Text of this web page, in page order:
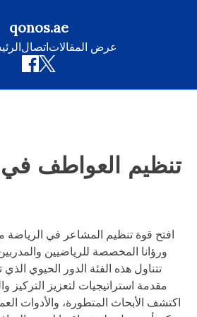
qonos.ae
اتصالعرض المقالات
تنظيم العواطف في
افتح قوة تنظيم المشاعر في الرياضة
ورؤانا المخصصة للرياضيين
تتناول هذه الفئة الدور الحيوي الذي
مقدمة استراتيجيات لتعزيز التركيز
اكتشف الأبحاث المتطورة، والأدوات